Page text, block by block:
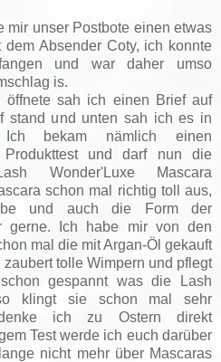
mir unser Postbote einen etwas
Absender Coty, ich konnte
und war daher umso
is.
öffnete sah ich einen Brief auf
stand und unten sah ich es in
Ich bekam nämlich einen
Produkttest und darf nun die
Wonder'Luxe Mascara
schon mal richtig toll aus,
und auch die Form der
gerne.
Ich habe mir von den
mal die mit Argan-Öl gekauft
tolle Wimpern und pflegt
gespannt was die Lash
klingt sie schon mal sehr
ich zu Ostern direkt
Test werde ich euch darüber
nicht mehr über Mascaras